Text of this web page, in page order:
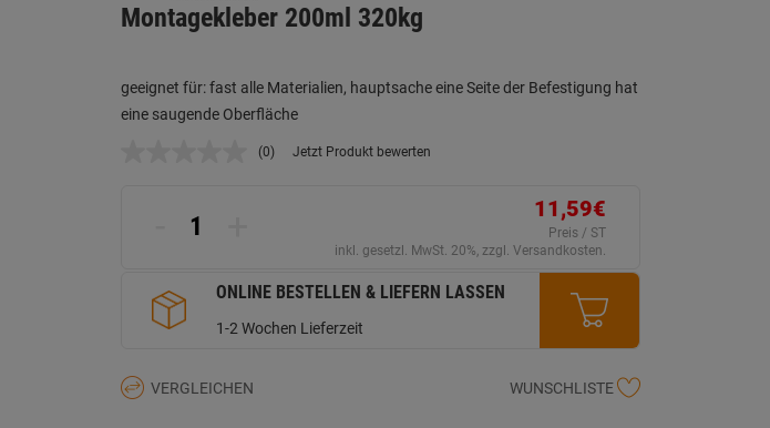
Montagekleber 200ml 320kg
geeignet für: fast alle Materialien, hauptsache eine Seite der Befestigung hat
eine saugende Oberfläche
Kein
(0) Jetzt Produkt bewerten
11,59€
Preis / ST
inkl. gesetzl. MwSt. 20%, zzgl. Versandkosten.
ONLINE BESTELLEN & LIEFERN LASSEN
1-2 Wochen Lieferzeit
VERGLEICHEN WUNSCHLISTE